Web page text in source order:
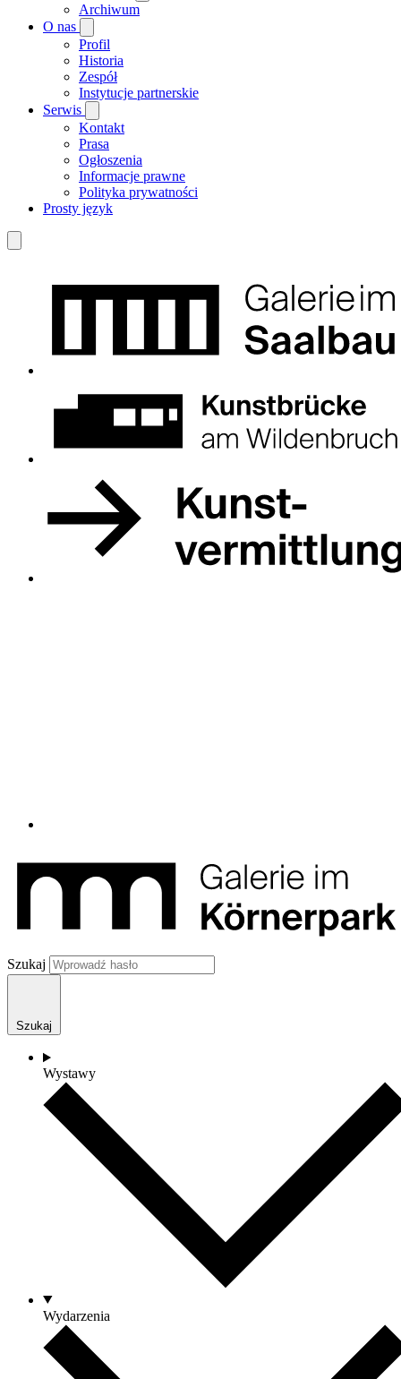
Archiwum
O nas
Profil
Historia
Zespół
Instytucje partnerskie
Serwis
Kontakt
Prasa
Ogłoszenia
Informacje prawne
Polityka prywatności
Prosty język
Szukaj
Szukaj
Wystawy
Wydarzenia